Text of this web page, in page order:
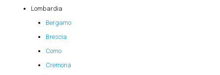
Lombardia
Bergamo
Brescia
Como
Cremona